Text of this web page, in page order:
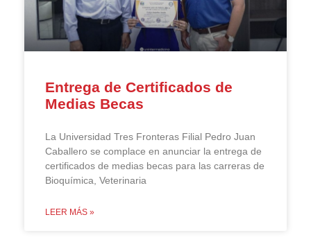
Entrega de Certificados de
Medias Becas
La Universidad Tres Fronteras Filial Pedro Juan
Caballero se complace en anunciar la entrega de
certificados de medias becas para las carreras de
Bioquímica, Veterinaria
LEER MÁS »